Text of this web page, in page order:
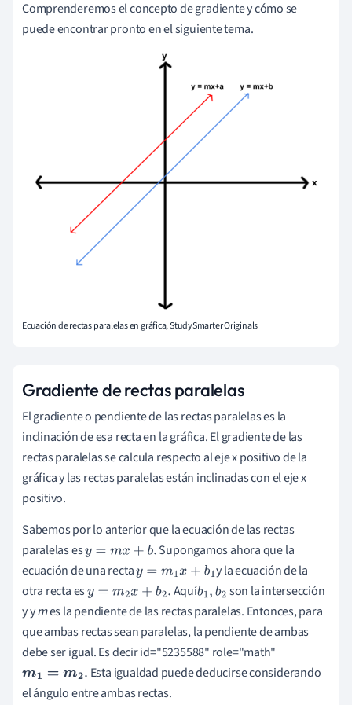
Comprenderemos el concepto de gradiente y cómo se
puede encontrar pronto en el siguiente tema.
Ecuación de rectas paralelas en gráfica, StudySmarter Originals
Gradiente de rectas paralelas
El gradiente o pendiente de las rectas paralelas es la
inclinación de esa recta en la gráfica. El gradiente de las
rectas paralelas se calcula respecto al eje x positivo de la
gráfica y las rectas paralelas están inclinadas con el eje x
positivo.
Sabemos por lo anterior que la ecuación de las rectas
paralelas esy=m x+b.
Supongamos ahora que la
ecuación de una rectay=m 1x+b1
y la ecuación de la
otra recta esy=m 2x+b2 Aquíb1,b2son la intersección
y ymes la pendiente de las rectas paralelas. Entonces, para
que ambas rectas sean paralelas, la pendiente de ambas
debe ser igual. Es decir id="5235588" role="math"
m1= m2 .
Esta igualdad puede deducirse considerando
el ángulo entre ambas rectas.